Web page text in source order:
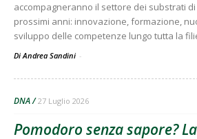
accompagneranno il settore dei substrati
prossimi anni: innovazione, formazione,
sviluppo delle competenze lungo tutta la
Di Andrea Sandini -
DNA 27 Luglio 2026
Pomodoro senza sapore? La